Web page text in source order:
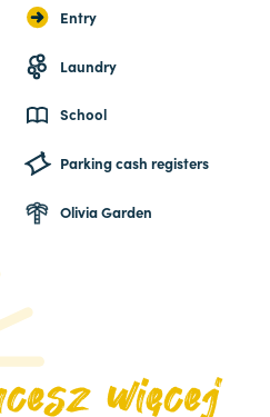
Entry
Laundry
School
Parking cash registers
Olivia Garden